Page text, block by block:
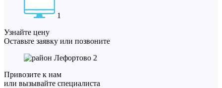
1
Узнайте цену
Оставьте заявку или позвоните
2
Привозите к нам
или вызывайте специалиста